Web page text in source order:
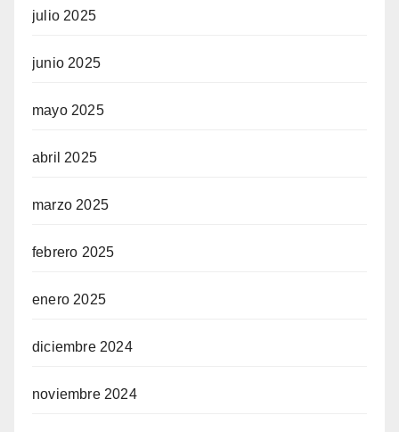
julio 2025
junio 2025
mayo 2025
abril 2025
marzo 2025
febrero 2025
enero 2025
diciembre 2024
noviembre 2024